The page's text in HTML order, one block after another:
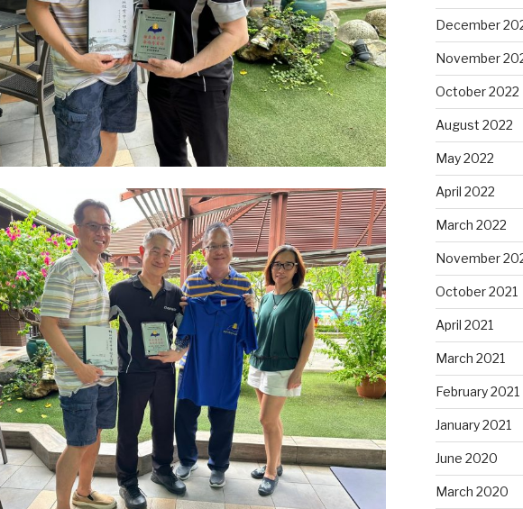
December
November
October 2022
August 2022
May 2022
April 2022
March 2022
November
October 2021
April 2021
March 2021
February 2021
January 2021
June 2020
March 2020